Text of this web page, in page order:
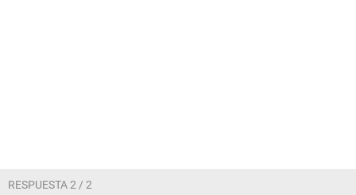
RESPUESTA 2 / 2